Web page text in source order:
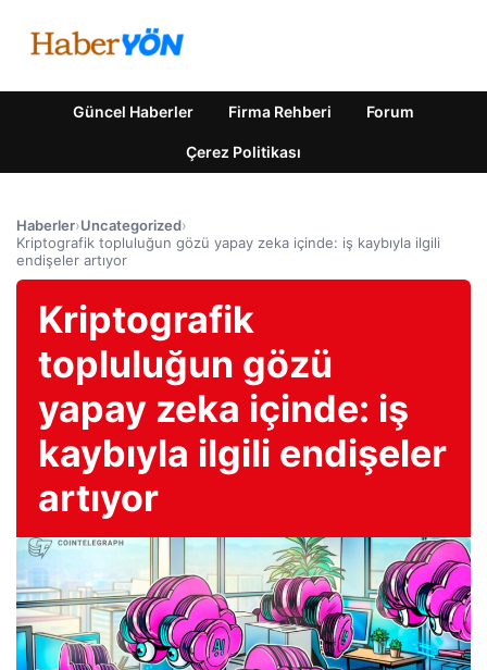
Güncel Haberler Firma Rehberi Forum
Çerez Politikası
Haberler›Uncategorized›
Kriptografik topluluğun gözü yapay zeka içinde: iş kaybıyla ilgili
endişeler artıyor
Kriptografik
topluluğun gözü
yapay zeka içinde: iş
kaybıyla ilgili endişeler
artıyor